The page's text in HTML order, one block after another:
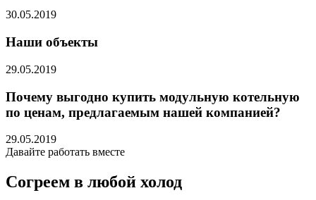
30.05.2019
Наши объекты
29.05.2019
Почему выгодно купить модульную котельную
по ценам, предлагаемым нашей компанией?
29.05.2019
Давайте работать вместе
Согреем в любой холод